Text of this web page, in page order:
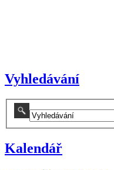
Vyhledávání
Kalendář